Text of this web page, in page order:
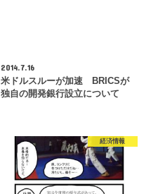
2014.7.16
米ドルスルーが加速 BRICSが
独自の開発銀行設立について
経済情報